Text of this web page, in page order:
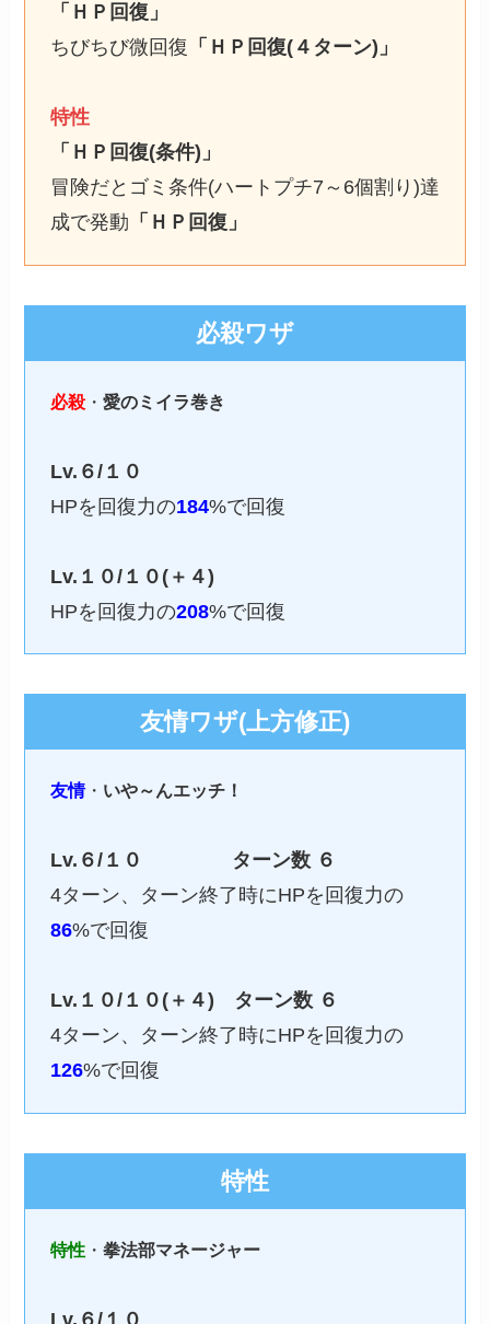
「ＨＰ回復」
ちびちび微回復 「ＨＰ回復(４ターン)」
特性
「ＨＰ回復(条件)」
冒険だとゴミ条件(ハートプチ7～6個割り)達
成で発動 「ＨＰ回復」
必殺ワザ
必殺・ 愛のミイラ巻き
Lv.６/１０
HPを回復力の184%で回復
Lv.１０/１０(＋４)
HPを回復力の208%で回復
友情ワザ(上方修正)
友情・ いや～んエッチ！
Lv.６/１０ ターン数 ６
4ターン、ターン終了時にHPを回復力の
86%で回復
Lv.１０/１０(＋４)
ターン数 ６
4ターン、ターン終了時にHPを回復力の
126%で回復
特性
特性・ 拳法部マネージャー
Lv.６/１０